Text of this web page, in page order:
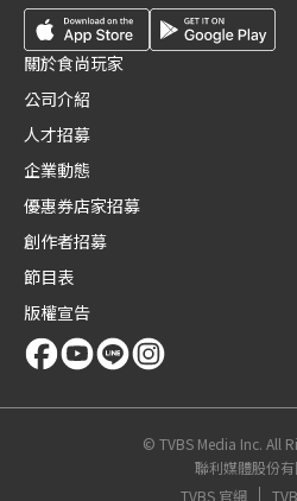
關於食尚玩家
公司介紹
人才招募
企業動態
優惠券店家招募
創作者招募
節目表
版權宣告
© TVBS Media Inc. All
聯利媒體股份
TVBS 官網